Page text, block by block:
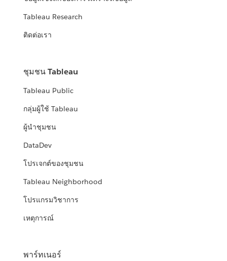
Tableau Research
ติดต่อเรา
ชุมชน Tableau
Tableau Public
กลุ่มผู้ใช้ Tableau
ผู้นำชุมชน
DataDev
โปรเจกต์ของชุมชน
Tableau Neighborhood
โปรแกรมวิชาการ
เหตุการณ์
พาร์ทเนอร์